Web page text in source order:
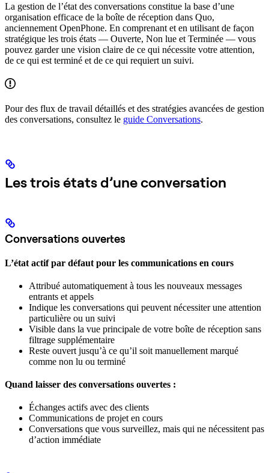
La gestion de l’état des conversations constitue la base d’une
organisation efficace de la boîte de réception dans Quo,
anciennement OpenPhone. En comprenant et en utilisant de façon
stratégique les trois états — Ouverte, Non lue et Terminée — vous
pouvez garder une vision claire de ce qui nécessite votre attention,
de ce qui est terminé et de ce qui requiert un suivi.
Pour des flux de travail détaillés et des stratégies avancées de gestion
des conversations, consultez le guide Conversations.
Les trois états d’une conversation
Conversations ouvertes
L’état actif par défaut pour les communications en cours
Attribué automatiquement à tous les nouveaux messages
entrants et appels
Indique les conversations qui peuvent nécessiter une attention
particulière ou un suivi
Visible dans la vue principale de votre boîte de réception sans
filtrage supplémentaire
Reste ouvert jusqu’à ce qu’il soit manuellement marqué
comme non lu ou terminé
Quand laisser des conversations ouvertes :
Échanges actifs avec des clients
Communications de projet en cours
Conversations que vous surveillez, mais qui ne nécessitent pas
d’action immédiate